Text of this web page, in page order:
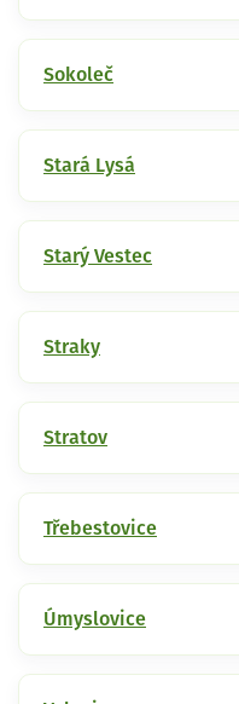
Sokoleč
Stará Lysá
Starý Vestec
Straky
Stratov
Třebestovice
Úmyslovice